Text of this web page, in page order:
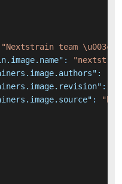
"Nextstrain team
:
:
:
: